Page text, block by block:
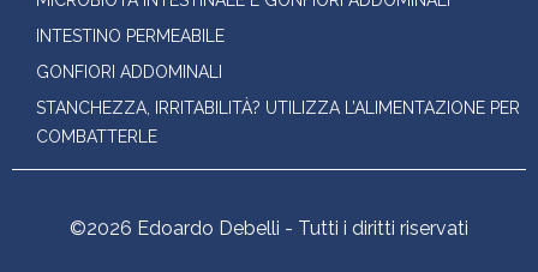
INTESTINO PERMEABILE
GONFIORI ADDOMINALI
STANCHEZZA, IRRITABILITÀ? UTILIZZA L’ALIMENTAZIONE PER
COMBATTERLE
©2026 Edoardo Debelli - Tutti i diritti riservati